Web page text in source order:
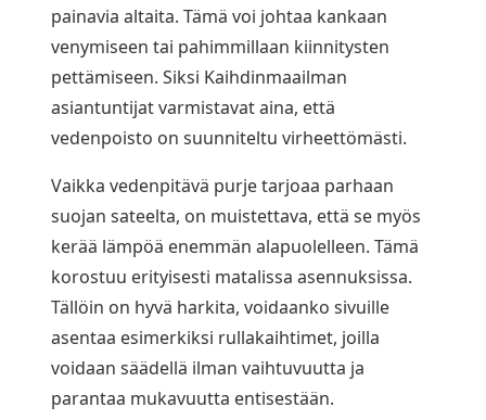
painavia altaita. Tämä voi johtaa kankaan
venymiseen tai pahimmillaan kiinnitysten
pettämiseen. Siksi Kaihdinmaailman
asiantuntijat varmistavat aina, että
vedenpoisto on suunniteltu virheettömästi.
Vaikka vedenpitävä purje tarjoaa parhaan
suojan sateelta, on muistettava, että se myös
kerää lämpöä enemmän alapuolelleen. Tämä
korostuu erityisesti matalissa asennuksissa.
Tällöin on hyvä harkita, voidaanko sivuille
asentaa esimerkiksi rullakaihtimet, joilla
voidaan säädellä ilman vaihtuvuutta ja
parantaa mukavuutta entisestään.